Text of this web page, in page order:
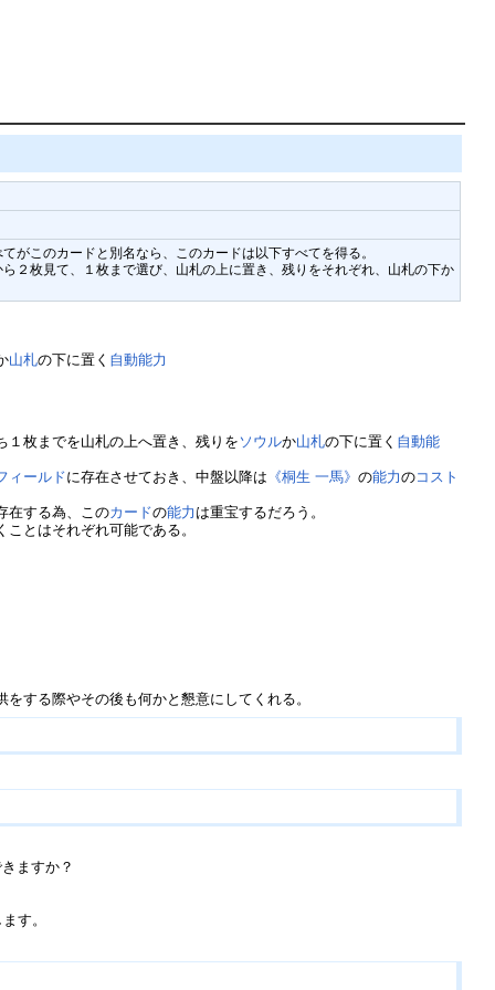
がこのカードと別名なら、このカードは以下すべてを得る。
２枚見て、１枚まで選び、山札の上に置き、残りをそれぞれ、山札の下か
山札の下に置く 自動能力
１枚までを山札の上へ置き、残りを ソウルか山札の下に置く 自動能
ィールドに存在させておき、中盤以降は 《桐生 一馬》の能力のコスト
在する為、このカードの能力 は重宝するだろう。
ことはそれぞれ可能である。
する際やその後も何かと懇意にしてくれる。
ますか？
す。